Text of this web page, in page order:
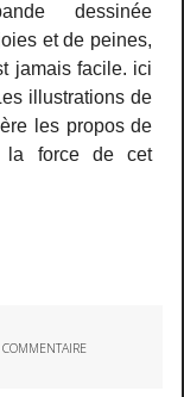
dessinée
et de peines,
jamais facile. ici
illustrations de
les propos de
la force de cet
COMMENTAIRE